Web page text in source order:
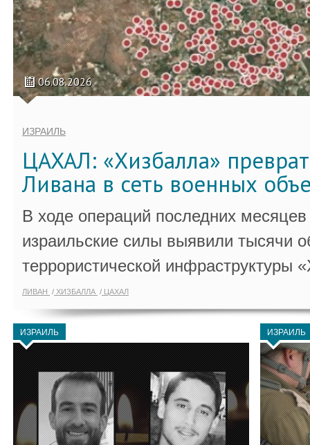
06.08.2026
ИЗРАИЛЬ
ЦАХАЛ: «Хизбалла»
Ливана в сеть военных
В ходе операций последних
израильские силы выявили тысячи
террористической инфраструктуры
ЛИВАН ХИЗБАЛЛА ЦАХАЛ
ИЗРАИЛЬ ИЗРАИЛЬ